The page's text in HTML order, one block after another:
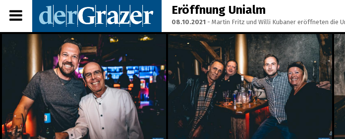
Eröffnung Unialm
08.10.2021 - Martin Fritz und Willi Kubaner eröffneten die
ANMELDEN
IMPRESSUM